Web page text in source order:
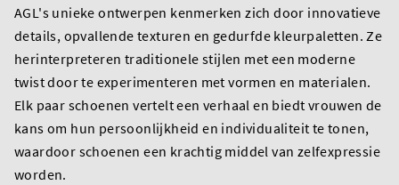
AGL's unieke ontwerpen kenmerken zich door innovatieve
details, opvallende texturen en gedurfde kleurpaletten. Ze
herinterpreteren traditionele stijlen met een moderne
twist door te experimenteren met vormen en materialen.
Elk paar schoenen vertelt een verhaal en biedt vrouwen de
kans om hun persoonlijkheid en individualiteit te tonen,
waardoor schoenen een krachtig middel van zelfexpressie
worden.